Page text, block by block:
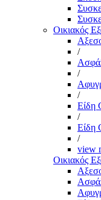
Οικιακός
/
/
/
Είδη
/
Είδη
/
view
Οικιακός